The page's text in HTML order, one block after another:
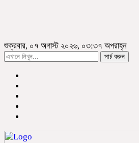
শুক্রবার, ০৭ অগাস্ট ২০২৬, ০৩:৩৭ অপরাহ্ন
সার্চ করুন